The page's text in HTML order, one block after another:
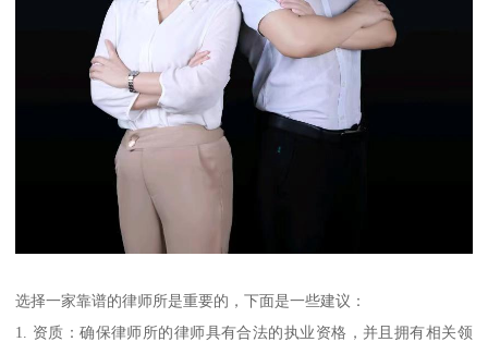
选择一家靠谱的律师所是重要的，下面是一些建议：
1. 资质：确保律师所的律师具有合法的执业资格，并且拥有相关领